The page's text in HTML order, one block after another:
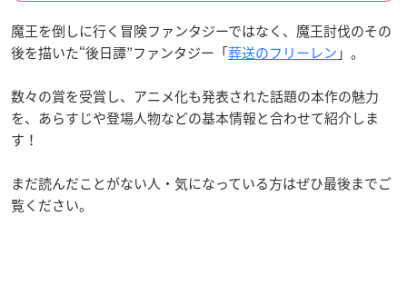
魔王を倒しに行く冒険ファンタジーではなく、魔王討伐のその
後を描いた“後日譚”ファンタジー「葬送のフリーレン 」。
数々の賞を受賞し、アニメ化も発表された話題の本作の魅力
を、 あらすじや登場人物などの基本情報と合わせて紹介しま
す！
まだ読んだことがない人・気になっている方はぜひ最後までご
覧ください。